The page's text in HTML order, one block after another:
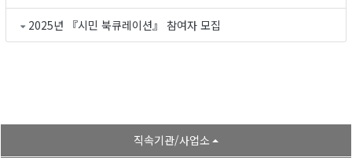
2025년 『시민 북큐레이션』 참여자 모집
직속기관/사업소